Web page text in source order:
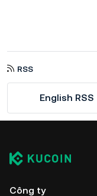
RSS
English RSS
Công ty